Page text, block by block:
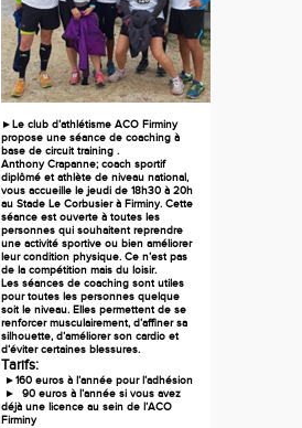
►Le club d’athlétisme ACO Firminy
propose une séance de coaching à
base de circuit training .
Anthony Crapanne; coach sportif
diplômé et athlète de niveau national,
vous accueille le jeudi de 18h30 à 20h
au Stade Le Corbusier à Firminy. Cette
séance est ouverte à toutes les
personnes qui souhaitent reprendre
une activité sportive ou bien améliorer
leur condition physique. Ce n’est pas
de la compétition mais du loisir.
Les séances de coaching sont utiles
pour toutes les personnes quelque
soit le niveau. Elles permettent de se
renforcer musculairement, d’affiner sa
silhouette, d’améliorer son cardio et
d’éviter certaines blessures.
Tarifs:
►160 euros à l’année pour l’adhésion
► 90 euros à l’année si vous avez
déjà une licence au sein de l’ACO
Firminy